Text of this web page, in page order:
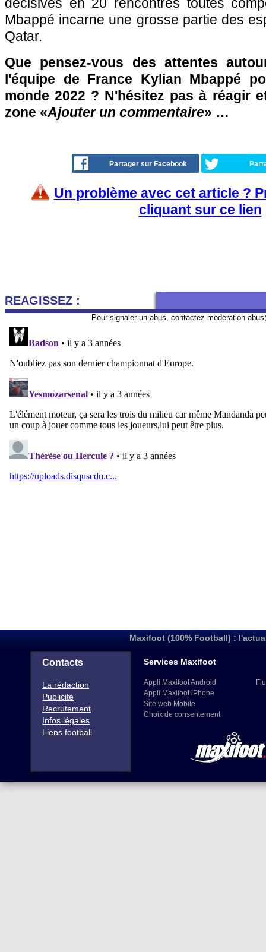
Mbappé incarne une grosse partie des
Qatar.
Que pensez-vous des attentes
l'équipe de France Kylian Mbappé
monde 2022 ? N'hésitez pas à réagir
zone «Ajouter un commentaire» …
Partager sur Facebook
Un problème avec cet article ?
cliquant sur ce lien
REAGISSEZ :
Pour signaler un abus, contactez moderation-
Maxifoot (100% Football) :
Contacts
La rédaction
Publicité
Recrutement
Infos légales
Liens football
Services Maxifoot
Appli Maxifoot Android
Appli Maxifoot iPhone
Site web Mobile
Choix de consentement